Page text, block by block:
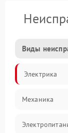
Виды
Электрика
Механика